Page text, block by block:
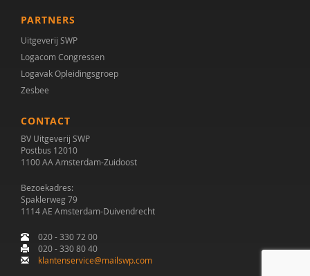
Theo Bakker
Anneloes Bal
Stella Balci
Simon Baron-Cohen
Arnold A.J. Bartels
Jojanneke Bastiaansen
Esther Bazuin
PARTNERS
Uitgeverij SWP
Logacom Congressen
Logavak Opleidingsgroep
Zesbee
CONTACT
BV Uitgeverij SWP
Postbus 12010
1100 AA Amsterdam-Zuidoost
Bezoekadres:
Spaklerweg 79
1114 AE Amsterdam-Duivendrecht
020 - 330 72 00
020 - 330 80 40
klantenservice@mailswp.com